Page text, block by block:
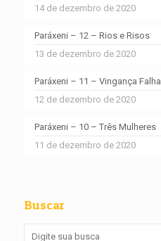
14 de dezembro de 2020
Paráxeni – 12 – Rios e Risos
13 de dezembro de 2020
Paráxeni – 11 – Vingança Falha
12 de dezembro de 2020
Paráxeni – 10 – Três Mulheres
11 de dezembro de 2020
Buscar